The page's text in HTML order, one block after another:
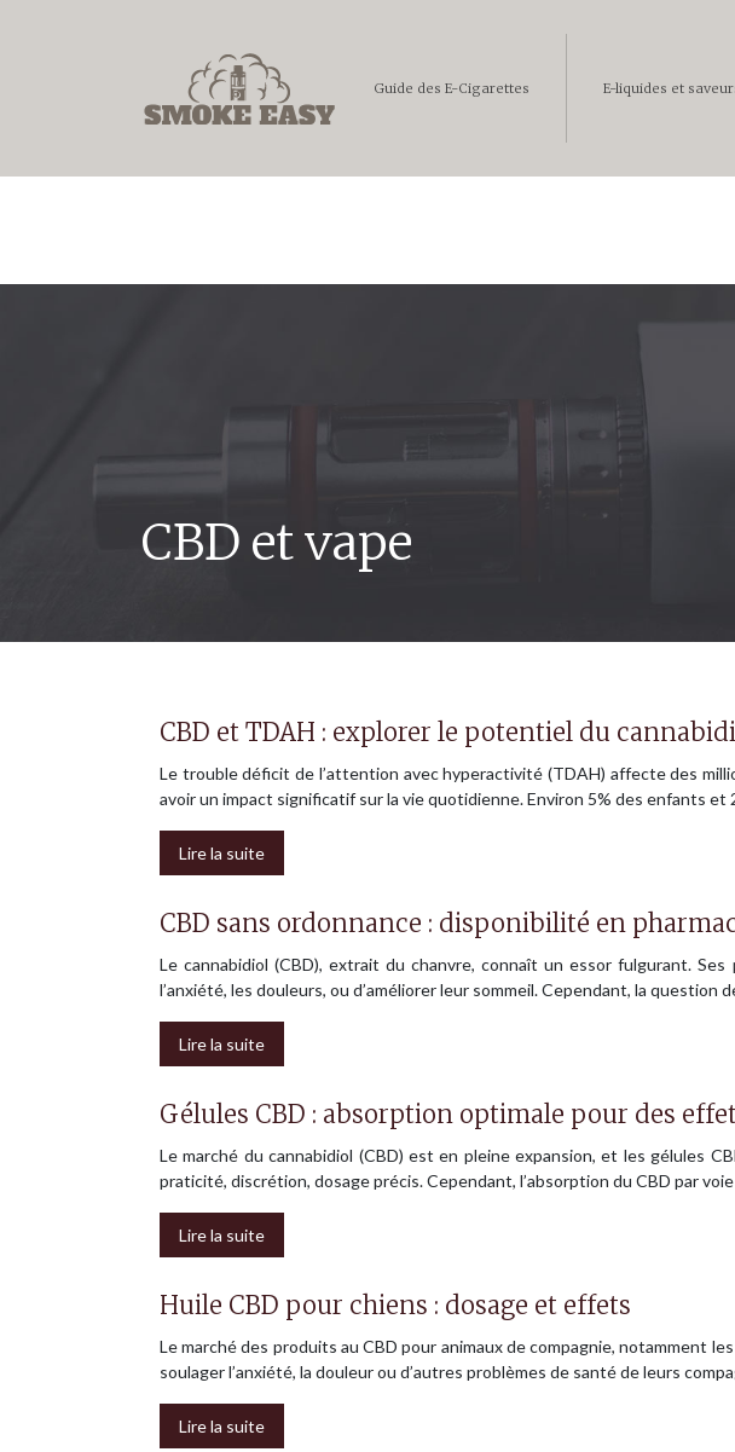
Guide des E-Cigarettes E-liquides et
CBD et vape
CBD et TDAH : explorer le potentiel du
Le trouble déficit de l’attention avec hyperactivité (TDAH) affecte des
avoir un impact significatif sur la vie quotidienne. Environ 5% des enfants
Lire la suite
CBD sans ordonnance : disponibilité en
Le cannabidiol (CBD), extrait du chanvre, connaît un essor fulgurant.
l’anxiété, les douleurs, ou d’améliorer leur sommeil. Cependant, la question
Lire la suite
Gélules CBD : absorption optimale pour des
Le marché du cannabidiol (CBD) est en pleine expansion, et les gélules
praticité, discrétion, dosage précis. Cependant, l’absorption du CBD par
Lire la suite
Huile CBD pour chiens : dosage et effets
Le marché des produits au CBD pour animaux de compagnie, notamment
soulager l’anxiété, la douleur ou d’autres problèmes de santé de leurs
Lire la suite